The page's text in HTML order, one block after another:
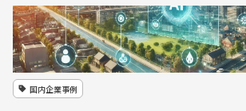
国内企業事例